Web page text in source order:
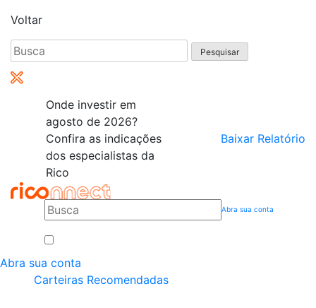
Voltar
Pesquisar
por:
Onde investir em
agosto de 2026?
Confira as indicações
dos especialistas da
Rico
Baixar Relatório
Abra sua conta
Abra sua conta
Carteiras Recomendadas